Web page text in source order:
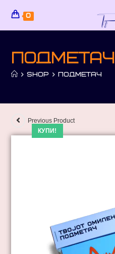
0
Подметач
> SHOP > ПОДМЕТАЧ
КУПИ!
Previous Product